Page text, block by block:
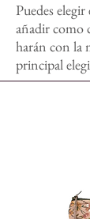
Puedes
añadir como
harán con la
principal